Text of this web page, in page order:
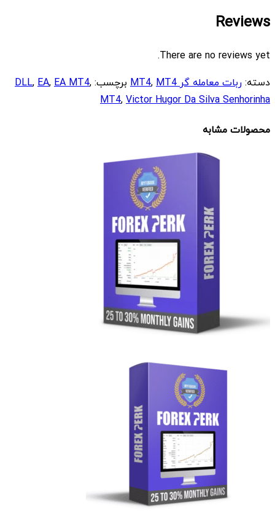
Reviews
There are no reviews yet.
دسته:ربات معامله گر MT4 ,MT4 برچسب: DLL,EA,EA MT4,
MT4,Victor Hugor Da Silva Senhorinha
محصولات مشابه